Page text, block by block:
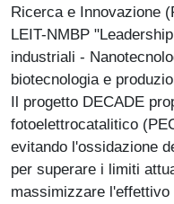
Ricerca e Innovazione
LEIT-NMBP
industriali -
biotecnologia e
Il progetto DECADE
fotoelettrocatalitico
evitando l'ossidazione
per superare i limiti
massimizzare